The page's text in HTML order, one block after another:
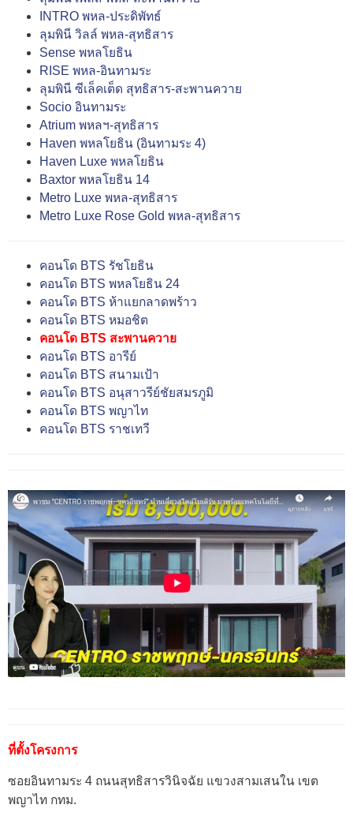
INTRO พหล-ประดิพัทธ์
ลุมพินี วิลล์ พหล-สุทธิสาร
Sense พหลโยธิน
RISE พหล-อินทามระ
ลุมพินี ซีเล็คเต็ด สุทธิสาร-สะพานควาย
Socio อินทามระ
Atrium พหลฯ-สุทธิสาร
Haven พหลโยธิน (อินทามระ 4)
Haven Luxe พหลโยธิน
Baxtor พหลโยธิน 14
Metro Luxe พหล-สุทธิสาร
Metro Luxe Rose Gold พหล-สุทธิสาร
คอนโด BTS รัชโยธิน
คอนโด BTS พหลโยธิน 24
คอนโด BTS ห้าแยกลาดพร้าว
คอนโด BTS หมอชิต
คอนโด BTS สะพานควาย
คอนโด BTS อารีย์
คอนโด BTS สนามเป้า
คอนโด BTS อนุสาวรีย์ชัยสมรภูมิ
คอนโด BTS พญาไท
คอนโด BTS ราชเทวี
ที่ตั้งโครงการ
ซอยอินทามระ 4 ถนนสุทธิสารวินิจฉัย แขวงสามเสนใน เขต
พญาไท กทม.